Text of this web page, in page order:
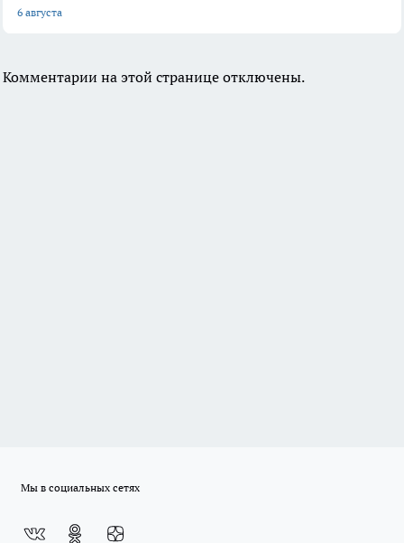
6 августа
Комментарии на этой странице отключены.
Мы в социальных сетях